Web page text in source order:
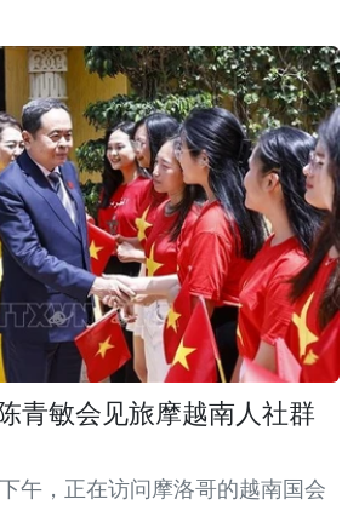
青敏会见旅摩越南人社群
午，正在访问摩洛哥的越南国会